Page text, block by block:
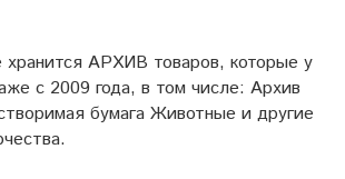
хранится АРХИВ товаров, которые у
с 2009 года, в том числе: Архив
бумага Животные и другие